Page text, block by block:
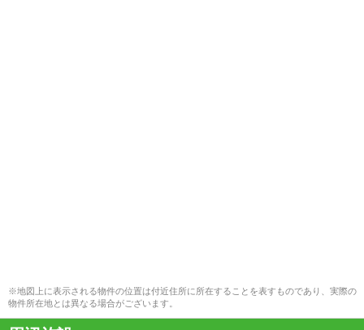
※地図上に表示される物件の位置は付近住所に所在することを表すものであり、実際の
物件所在地とは異なる場合がございます。